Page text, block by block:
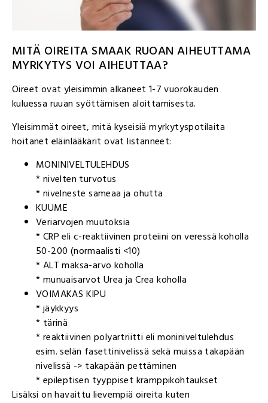
MITÄ OIREITA SMAAK RUOAN AIHEUTTAMA
MYRKYTYS VOI AIHEUTTAA?
Oireet ovat yleisimmin alkaneet 1-7 vuorokauden
kuluessa ruuan syöttämisen aloittamisesta.
Yleisimmät oireet, mitä kyseisiä myrkytyspotilaita
hoitanet eläinlääkärit ovat listanneet:
MONINIVELTULEHDUS
* nivelten turvotus
* nivelneste sameaa ja ohutta
KUUME
Veriarvojen muutoksia
* CRP eli c-reaktiivinen proteiini on veressä koholla
50-200 (normaalisti <10)
* ALT maksa-arvo koholla
* munuaisarvot Urea ja Crea koholla
VOIMAKAS KIPU
* jäykkyys
* tärinä
* reaktiivinen polyartriitti eli moniniveltulehdus
esim. selän fasettinivelissä sekä muissa takapään
nivelissä -> takapään pettäminen
* epileptisen tyyppiset kramppikohtaukset
Lisäksi on havaittu lievempiä oireita kuten